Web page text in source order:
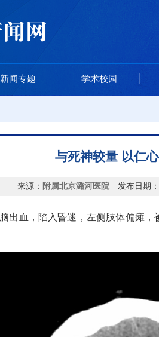
新闻专题 学术校园
与死神较量 以仁
来源： 附属北京潞河医院 发布日期：
出血，陷入昏迷，左侧肢体偏瘫